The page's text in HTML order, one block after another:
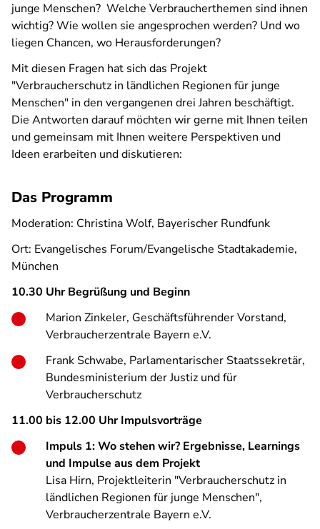
junge Menschen? Welche Verbraucherthemen sind ihnen
wichtig? Wie wollen sie angesprochen werden? Und wo
liegen Chancen, wo Herausforderungen?
Mit diesen Fragen hat sich das Projekt
"Verbraucherschutz in ländlichen Regionen für junge
Menschen" in den vergangenen drei Jahren beschäftigt.
Die Antworten darauf möchten wir gerne mit Ihnen teilen
und gemeinsam mit Ihnen weitere Perspektiven und
Ideen erarbeiten und diskutieren:
Das Programm
Moderation: Christina Wolf, Bayerischer Rundfunk
Ort: Evangelisches Forum/Evangelische Stadtakademie,
München
10.30 Uhr Begrüßung und Beginn
Marion Zinkeler, Geschäftsführender Vorstand,
Verbraucherzentrale Bayern e.V.
Frank Schwabe, Parlamentarischer Staatssekretär,
Bundesministerium der Justiz und für
Verbraucherschutz
11.00 bis 12.00 Uhr Impulsvorträge
Impuls 1: Wo stehen wir? Ergebnisse, Learnings
und Impulse aus dem Projekt
Lisa Hirn, Projektleiterin "Verbraucherschutz in
ländlichen Regionen für junge Menschen",
Verbraucherzentrale Bayern e.V.